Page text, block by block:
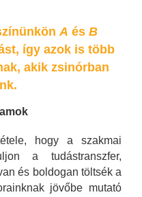
A és B
így azok is több
akik zsinórban
hogy a szakmai
a tudástranszfer,
és boldogan töltsék a
jövőbe mutató